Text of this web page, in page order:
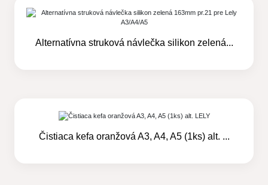
Alternatívna struková návlečka silikon zelená...
Čistiaca kefa oranžová A3, A4, A5 (1ks) alt. ...